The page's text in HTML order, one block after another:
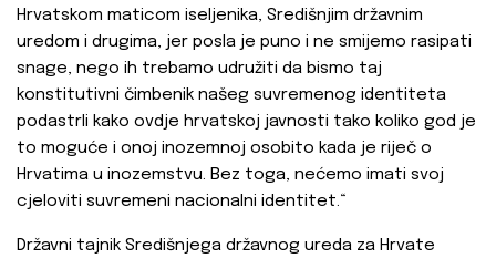
Hrvatskom maticom iseljenika, Središnjim državnim
uredom i drugima, jer posla je puno i ne smijemo rasipati
snage, nego ih trebamo udružiti da bismo taj
konstitutivni čimbenik našeg suvremenog identiteta
podastrli kako ovdje hrvatskoj javnosti tako koliko god je
to moguće i onoj inozemnoj osobito kada je riječ o
Hrvatima u inozemstvu. Bez toga, nećemo imati svoj
cjeloviti suvremeni nacionalni identitet.“
Državni tajnik Središnjega državnog ureda za Hrvate